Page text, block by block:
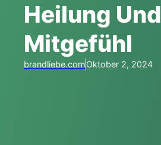
Heilung Und
Mitgefühl
brandliebe.comOktober 2, 2024